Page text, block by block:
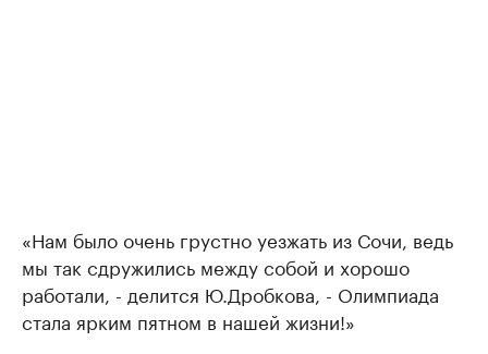
«Нам было очень грустно уезжать из Сочи, ведь
мы так сдружились между собой и хорошо
работали, - делится Ю.Дробкова, - Олимпиада
стала ярким пятном в нашей жизни!»